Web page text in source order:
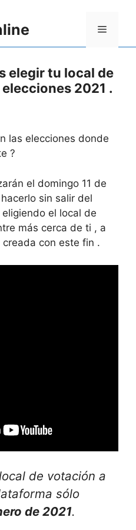
Menu
elegir tu local de
2021 .
las elecciones donde
?
el domingo 11 de
sin salir del
el local de
más cerca de ti , a
con este fin .
de votación a
sólo
de 2021.